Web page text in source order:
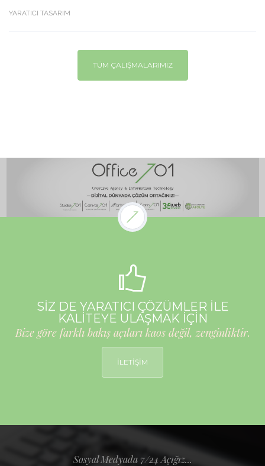
YARATICI TASARIM
TÜM ÇALIŞMALARIMIZ
SİZ DE YARATICI ÇÖZÜMLER İLE
KALİTEYE ULAŞMAK İÇİN
Bize göre farklı bakış açıları kaos değil, zenginliktir.
İLETİŞİM
Sosyal Medyada 7/24 Açığız...